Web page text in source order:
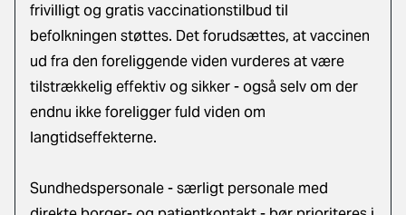
frivilligt og gratis vaccinationstilbud til
befolkningen støttes. Det forudsættes, at vaccinen
ud fra den foreliggende viden vurderes at være
tilstrækkelig effektiv og sikker - også selv om der
endnu ikke foreligger fuld viden om
langtidseffekterne.
Sundhedspersonale - særligt personale med